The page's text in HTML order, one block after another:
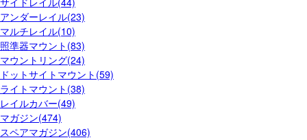
アンダーレイル(23)
マルチレイル(10)
照準器マウント(83)
マウントリング(24)
ドットサイトマウント(59)
ライトマウント(38)
レイルカバー(49)
マガジン(474)
スペアマガジン(406)